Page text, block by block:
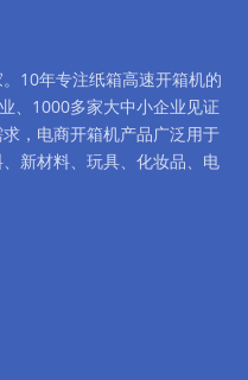
。10年专注纸箱高速开箱机的
、1000多家大中小企业见证
， 电商开箱机产品广泛用于
新材料、玩具、化妆品、电